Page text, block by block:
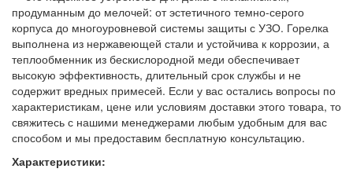
продуманным до мелочей: от эстетичного темно-серого
корпуса до многоуровневой системы защиты с УЗО. Горелка
выполнена из нержавеющей стали и устойчива к коррозии, а
теплообменник из бескислородной меди обеспечивает
высокую эффективность, длительный срок службы и не
содержит вредных примесей. Если у вас остались вопросы по
характеристикам, цене или условиям доставки этого товара, то
свяжитесь с нашими менеджерами любым удобным для вас
способом и мы предоставим бесплатную консультацию.
Характеристики: